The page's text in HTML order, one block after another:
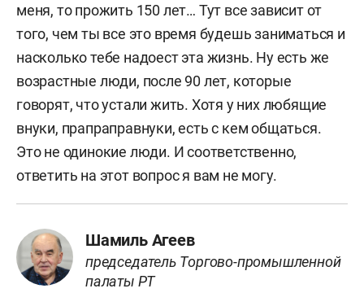
меня, то прожить 150 лет… Тут все зависит от
того, чем ты все это время будешь заниматься и
насколько тебе надоест эта жизнь. Ну есть же
возрастные люди, после 90 лет, которые
говорят, что устали жить. Хотя у них любящие
внуки, прапраправнуки, есть с кем общаться.
Это не одинокие люди. И соответственно,
ответить на этот вопрос я вам не могу.
Шамиль Агеев
председатель Торгово-промышленной
палаты РТ